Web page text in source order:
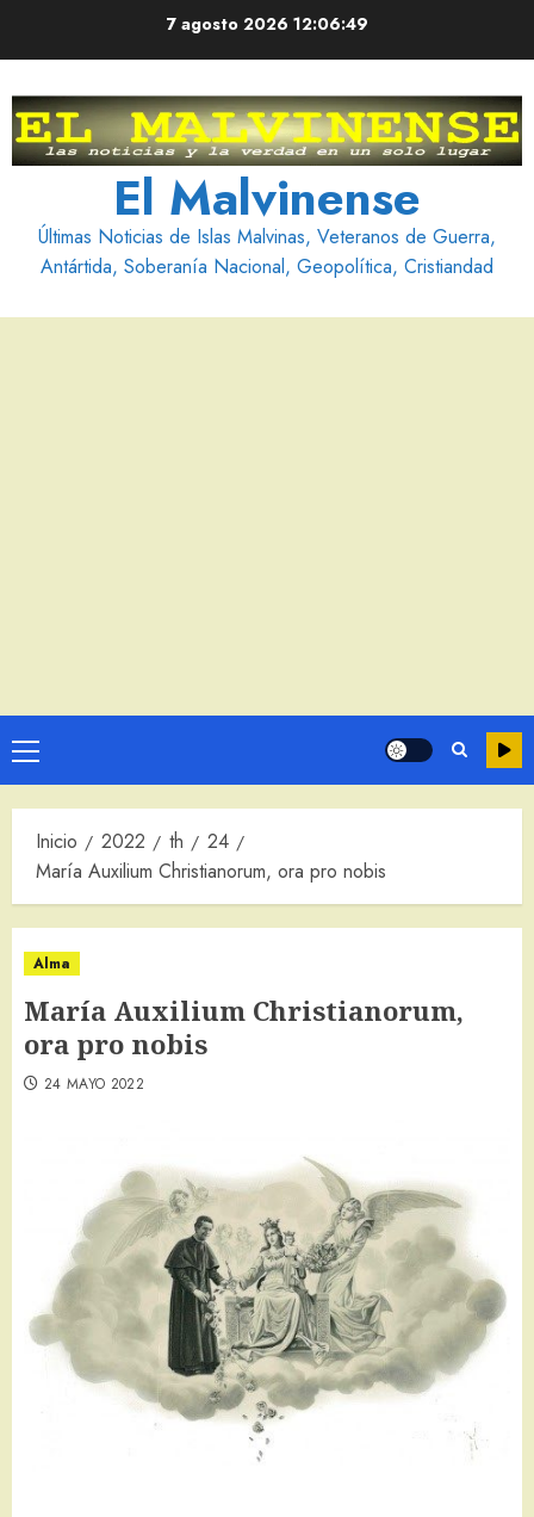
7 agosto 202612:06:51
El Malvinense
Últimas Noticias de Islas Malvinas, Veteranos de Guerra,
Antártida, Soberanía Nacional, Geopolítica, Cristiandad
Menú
principal
Inicio 2022 th
24
María Auxilium Christianorum, ora pro nobis
Alma
María Auxilium Christianorum,
ora pro nobis
24 MAYO 2022